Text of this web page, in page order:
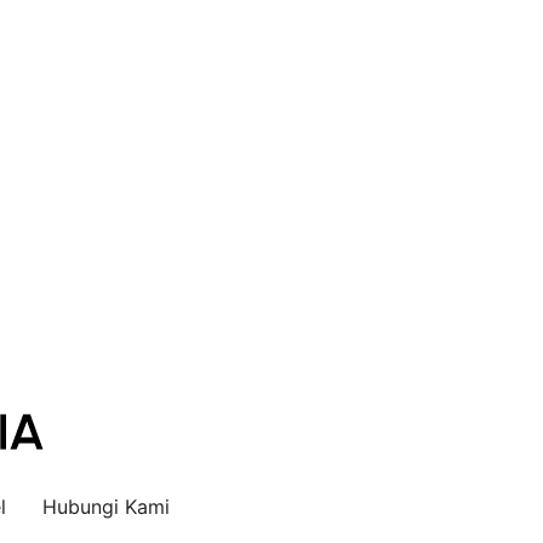
Hubungi Kami